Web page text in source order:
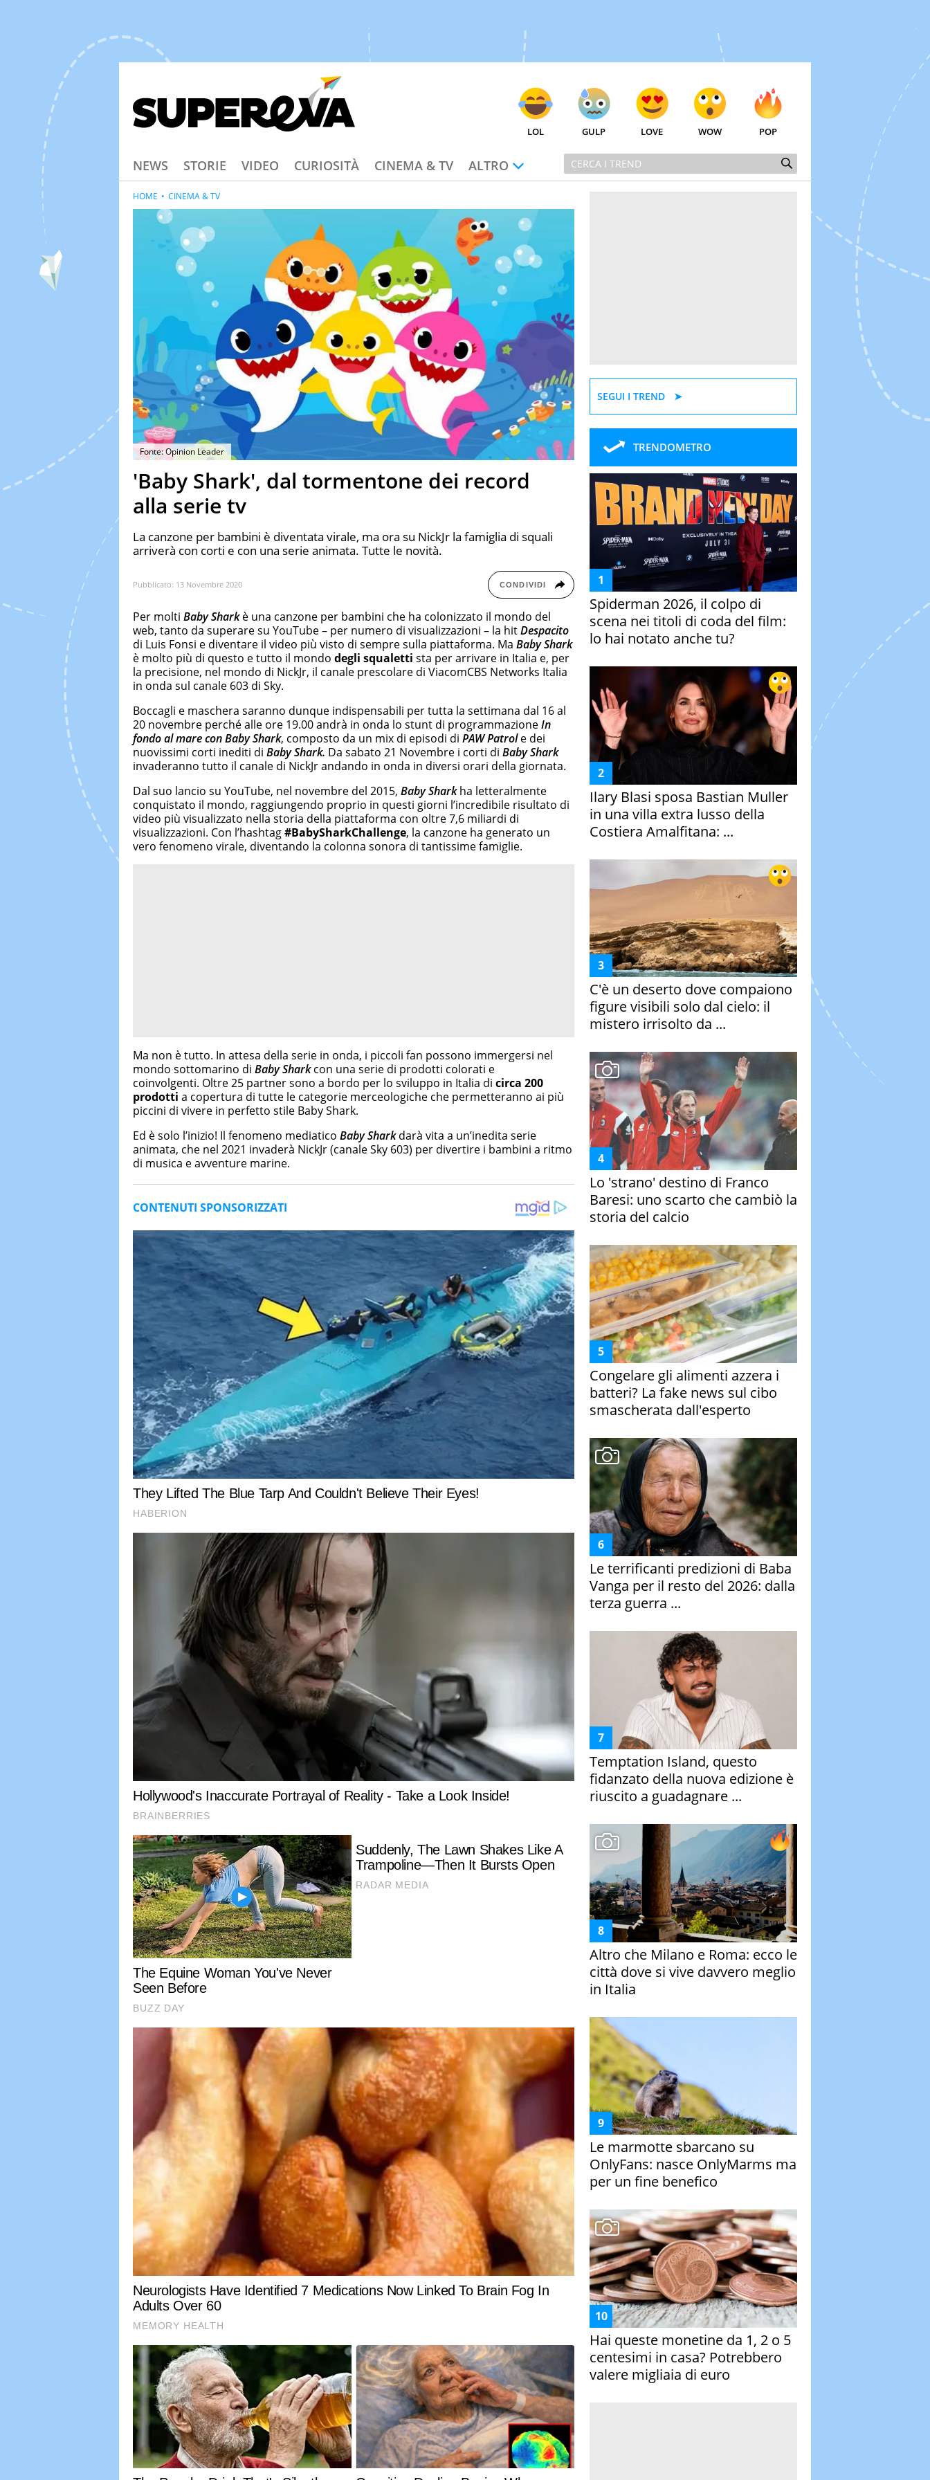
LOL GULP LOVE WOW POP
NEWS STORIE VIDEO CURIOSITÀ CINEMA & TV ALTRO
Fonte: Opinion Leader
'Baby Shark', dal tormentone dei record
alla serie tv
La canzone per bambini è diventata virale, ma ora su NickJr la famiglia di squali
arriverà con corti e con una serie animata. Tutte le novità.
Pubblicato: 13 Novembre 2020 CONDIVIDI
HOME CINEMA & TV
Per molti Baby Shark è una canzone per bambini che ha colonizzato il mondo del
web, tanto da superare su YouTube – per numero di visualizzazioni – la hitDespacito
di Luis Fonsi e diventare il video più visto di sempre sulla piattaforma. Ma Baby Shark
è molto più di questo e tutto il mondo degli squaletti sta per arrivare in Italia e, per
la precisione, nel mondo di NickJr, il canale prescolare di ViacomCBS Networks Italia
in onda sul canale 603 di Sky.
Boccagli e maschera saranno dunque indispensabili per tutta la settimana dal 16 al
20 novembre perché alle ore 19.00 andrà in onda lo stunt di programmazioneIn
fondo al mare con Baby Shark, composto da un mix di episodi di PAW Patrole dei
nuovissimi corti inediti di Baby Shark. Da sabato 21 Novembre i corti di Baby Shark
invaderanno tutto il canale di NickJr andando in onda in diversi orari della giornata.
Dal suo lancio su YouTube, nel novembre del 2015, Baby Sharkha letteralmente
conquistato il mondo, raggiungendo proprio in questi giorni l’incredibile risultato di
video più visualizzato nella storia della piattaforma con oltre 7,6 miliardi di
visualizzazioni. Con l’hashtag#BabySharkChallenge, la canzone ha generato un
vero fenomeno virale, diventando la colonna sonora di tantissime famiglie.
Ma non è tutto. In attesa della serie in onda, i piccoli fan possono immergersi nel
mondo sottomarino di Baby Sharkcon una serie di prodotti colorati e
coinvolgenti. Oltre 25 partner sono a bordo per lo sviluppo in Italia di circa 200
prodotti a copertura di tutte le categorie merceologiche che permetteranno ai più
piccini di vivere in perfetto stile Baby Shark.
Ed è solo l’inizio! Il fenomeno mediatico Baby Sharkdarà vita a un’inedita serie
animata, che nel 2021 invaderà NickJr (canale Sky 603) per divertire i bambini a ritmo
di musica e avventure marine.
SEGUI I TREND
TRENDOMETRO
Spiderman 2026, il colpo di
scena nei titoli di coda del film:
lo hai notato anche tu?
Ilary Blasi sposa Bastian Muller
in una villa extra lusso della
Costiera Amalfitana: ...
C'è un deserto dove compaiono
figure visibili solo dal cielo: il
mistero irrisolto da ...
Lo 'strano' destino di Franco
Baresi: uno scarto che cambiò la
storia del calcio
Congelare gli alimenti azzera i
batteri? La fake news sul cibo
smascherata dall'esperto
Le terrificanti predizioni di Baba
Vanga per il resto del 2026: dalla
terza guerra ...
Temptation Island, questo
fidanzato della nuova edizione è
riuscito a guadagnare ...
Altro che Milano e Roma: ecco le
città dove si vive davvero meglio
in Italia
Le marmotte sbarcano su
OnlyFans: nasce OnlyMarms ma
per un fine benefico
Hai queste monetine da 1, 2 o 5
centesimi in casa? Potrebbero
valere migliaia di euro